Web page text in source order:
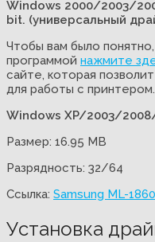
Windows 2000/2003/
bit. (универсальный
Чтобы вам было понятно,
программой нажмите
сайте, которая
для работы с принтером.
Windows XP/2003/
Размер: 16.95 MB
Разрядность: 32/64
Ссылка: Samsung ML-
Установка